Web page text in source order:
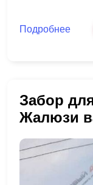
Подробнее
Забор
Жалюзи